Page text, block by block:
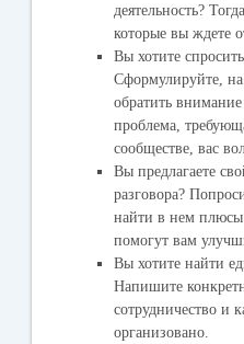
деятельность?
которые вы ждете
Вы хотите
Сформулируйте,
обратить
проблема,
сообществе, вас
Вы предлагаете
разговора?
найти в нем
помогут вам
Вы хотите найти
Напишите
сотрудничество и
организовано.